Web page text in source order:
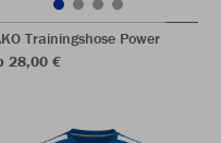
Trainingshose Power
28,00 €